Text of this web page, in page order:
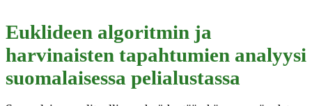
Euklideen algoritmin ja
harvinaisten tapahtumien analyysi
suomalaisessa pelialustassa